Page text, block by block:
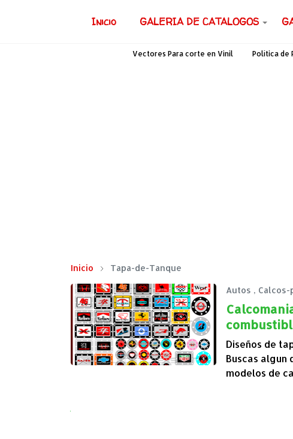
Inicio GALERIA DE CATALOGOS
Vectores Para corte en Vinil Política de
Inicio Tapa-de-Tanque
Autos , Calcos-
Diseños de
Buscas algun
modelos de